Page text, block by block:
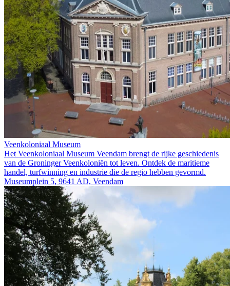
Veenkoloniaal Museum
Het Veenkoloniaal Museum Veendam brengt de rijke geschiedenis
van de Groninger Veenkoloniën tot leven. Ontdek de maritieme
handel, turfwinning en industrie die de regio hebben gevormd.
Museumplein 5, 9641 AD, Veendam